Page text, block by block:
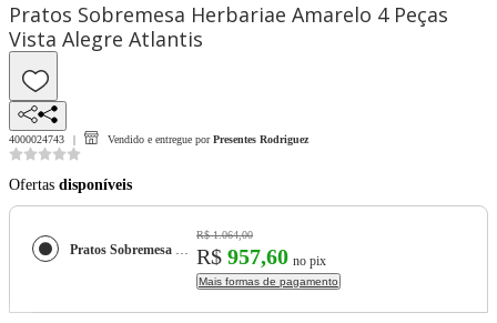
Pratos Sobremesa Herbariae Amarelo 4 Peças
Vista Alegre Atlantis
4000024743 Vendido e entregue por Presentes Rodriguez
Ofertas disponíveis
Pratos Sobremesa Herbariae Amarelo 4 Peças Vista Alegre Atlantis
R$ 1.064,00
R$ 957,60 no pix
Mais formas de pagamento